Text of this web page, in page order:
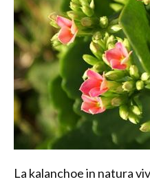
La kalanchoe in natura